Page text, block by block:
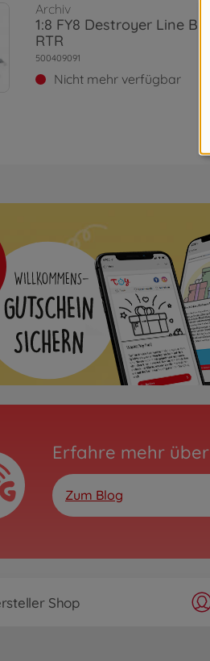
Archiv
1:8 FY8 Destroyer Line
RTR
500409091
Nicht mehr verfügbar
Erfahre mehr
Zum Blog
Shop